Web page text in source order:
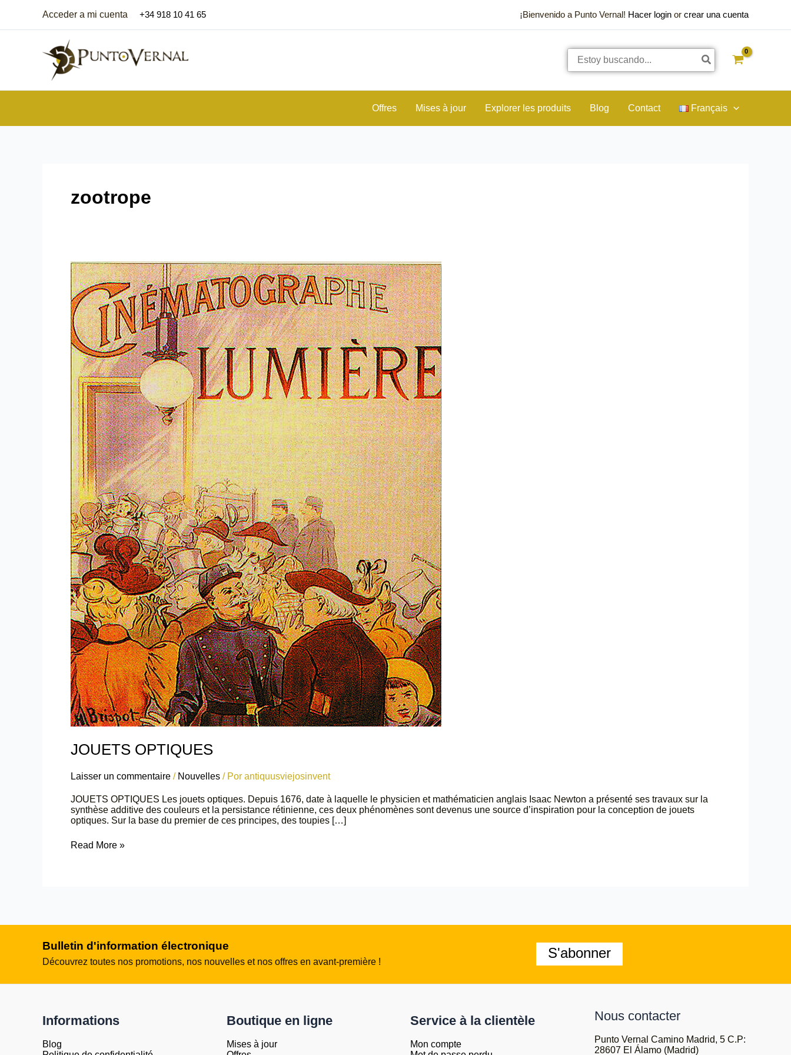
Acceder a mi cuenta +34 918 10 41 65 ¡Bienvenido a Punto Vernal! Hacer login or crear una cuenta
Rechercher:
Offres Mises à jour Explorer les produits Blog Contact Français
zootrope
JOUETS OPTIQUES
Laisser un commentaire / Nouvelles / Por antiquusviejosinvent
JOUETS OPTIQUES Les jouets optiques. Depuis 1676, date à laquelle le physicien et mathématicien anglais Isaac Newton a présenté ses travaux sur la
synthèse additive des couleurs et la persistance rétinienne, ces deux phénomènes sont devenus une source d’inspiration pour la conception de jouets
optiques. Sur la base du premier de ces principes, des toupies […]
JOUETS
OPTIQUES
Read More »
Bulletin d'information électronique
Découvrez toutes nos promotions, nos nouvelles et nos offres en avant-première !
S'abonner
Informations
Blog
Boutique en ligne
Mises à jour
Service à la clientèle
Mon compte
Nous contacter
Punto Vernal Camino Madrid, 5 C.P:
28607 El Álamo (Madrid)